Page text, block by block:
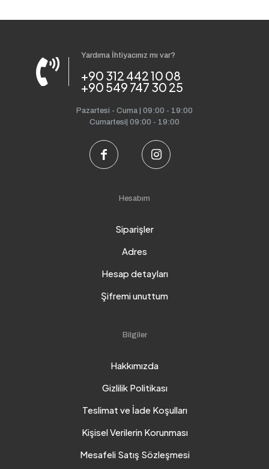
Yardıma İhtiyacınız mı var?
+90 312 442 10 08
+90 549 747 30 25
Pazartesi - Cuma | 09:00 - 19:00
Cumartesi| 09:00 - 19:00
Hesabım
Siparişler
Adres
Hesap detayları
Şifremi unuttum
Bilgiler
Hakkımızda
Gizlilik Politikası
Teslimat ve İade Koşulları
Kişisel Verilerin Korunması
Mesafeli Satış Sözleşmesi